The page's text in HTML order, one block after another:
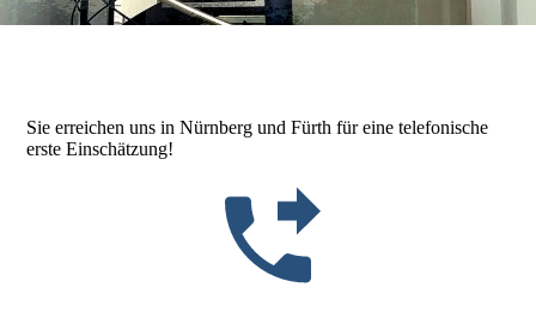
Sie erreichen uns in Nürnberg und Fürth für eine telefonische
erste Einschätzung!